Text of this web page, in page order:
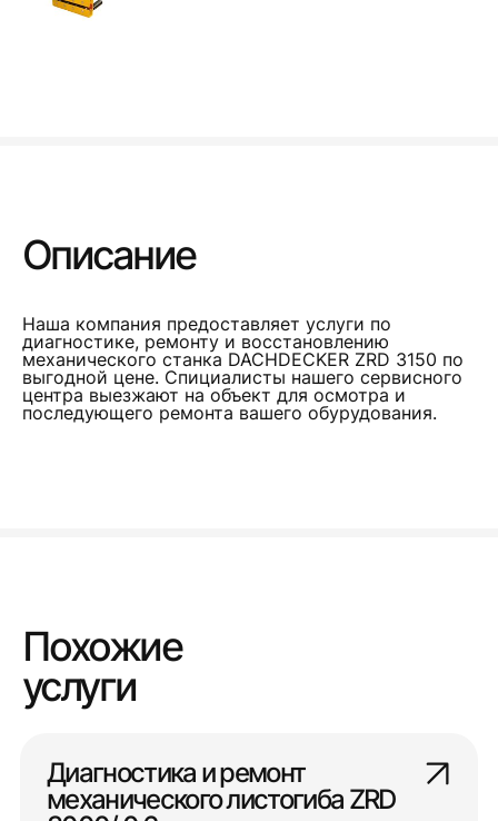
Описание
Наша компания предоставляет услуги по
диагностике, ремонту и восстановлению
механического станка DACHDECKER ZRD 3150 по
выгодной цене. Спициалисты нашего сервисного
центра выезжают на объект для осмотра и
последующего ремонта вашего обурудования.
Похожие
услуги
Диагностика и ремонт
механического листогиба ZRD